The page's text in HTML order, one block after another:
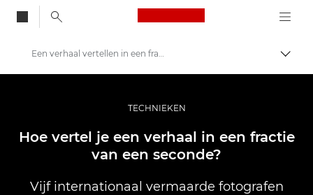
Canon Logo, back
Professionele fotografie en video
Verhalen
Een verhaal vertellen in een fractie van een seconde
TECHNIEKEN
Hoe vertel je een verhaal in een fractie
van een seconde?
Vijf internationaal vermaarde fotografen